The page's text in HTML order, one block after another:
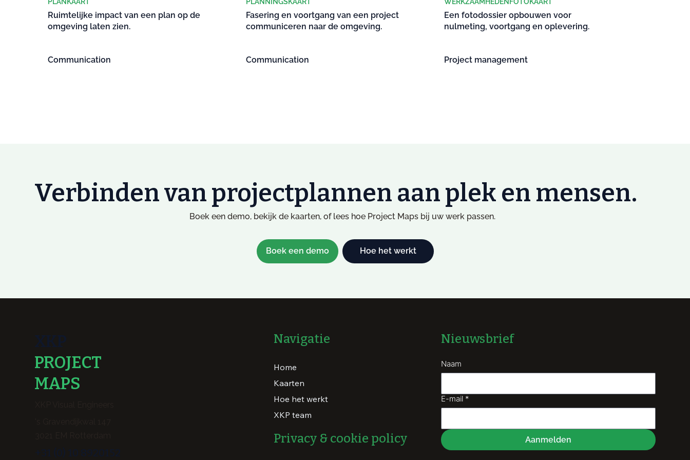
Verbinden van projectplannen aan plek en mensen.
Boek een demo, bekijk de kaarten, of lees hoe Project Maps bij uw werk passen.
Boek een demo Hoe het werkt
Ruimtelijke impact van een plan op de
omgeving laten zien.
Communication
Fasering en voortgang van een project
communiceren naar de omgeving.
Communication
Een fotodossier opbouwen voor
nulmeting, voortgang en oplevering.
Project management
PROJECT
MAPS
Navigatie
Home
Kaarten
Hoe het werkt
XKP team
Privacy & cookie policy
Nieuwsbrief
Naam
E-mail *
Aanmelden